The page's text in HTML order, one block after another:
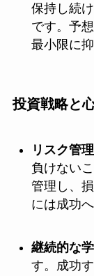
保持し続
です。予
最小限に
投資戦略と
リスク管理
負けない
管理し、
には成功
継続的な
す。成功